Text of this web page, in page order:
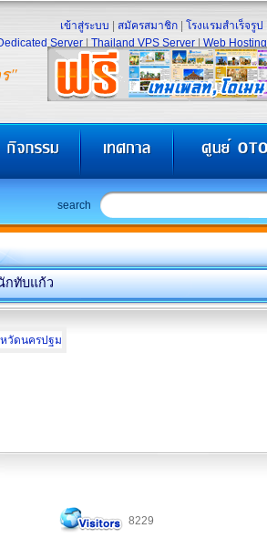
"
เข้าสู่ระบบ สมัครสมาชิก โรงแรมสำเร็จรูป
Server Thailand VPS Server Web Hosting
search
กทับแก้ว
8229